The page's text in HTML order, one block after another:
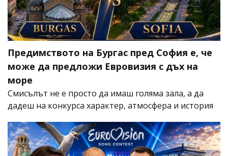
Предимството на Бургас пред София е, че
може да предложи Евровизия с дъх на
море
Смисълът не е просто да имаш голяма зала, а да
дадеш на конкурса характер, атмосфера и история